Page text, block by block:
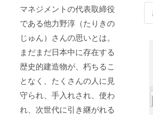
マネジメントの代表取締役
である他力野淳（たりきの
じゅん）さんの思いとは。
まだまだ日本中に存在する
歴史的建造物が、朽ちるこ
となく、たくさんの人に見
守られ、手入れされ、使わ
れ、次世代に引き継がれる